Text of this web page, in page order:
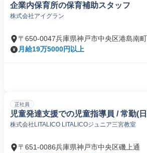
企業内保育所の保育補助スタッフ
株式会社アイグラン
〒650-0047兵庫県神戸市中央区港島南町
月給19万5000円以上
正社員
児童発達支援での児童指導員 / 常勤(
株式会社LITALICO LITALICOジュニア三宮教室
〒651-0086兵庫県神戸市中央区磯上通